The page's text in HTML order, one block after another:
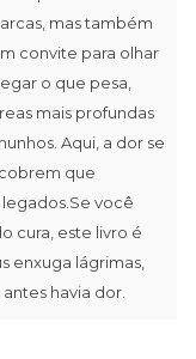
mas também
convite para olhar
o que pesa,
mais profundas
Aqui, a dor se
que
você
cura, este livro é
enxuga lágrimas,
havia dor.